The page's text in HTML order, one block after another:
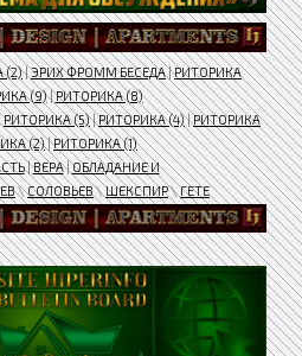
(2)|ЭРИХ ФРОММ БЕСЕДА|РИТОРИКА
(9)|РИТОРИКА (8)
РИТОРИКА (5)|РИТОРИКА (4)|РИТОРИКА
(2)|РИТОРИКА (1)
|ВЕРА|ОБЛАДАНИЕ И
\СОЛОВЬЕВ\ШЕКСПИР\ГЕТЕ